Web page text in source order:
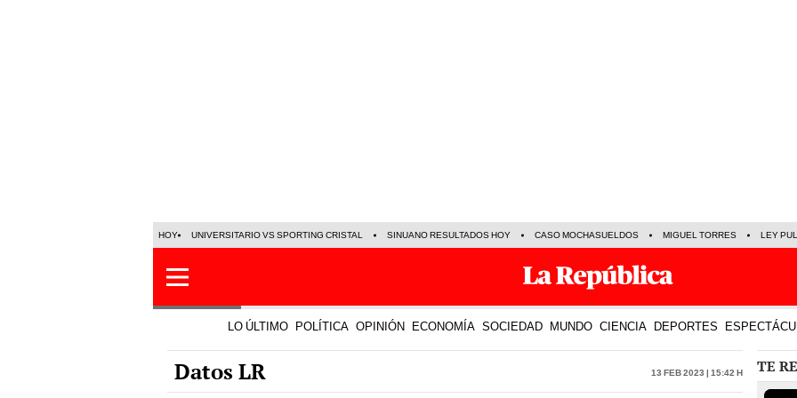
HOY UNIVERSITARIO VS SPORTING CRISTAL SINUANO RESULTADOS HOY CASO MOCHASUELDOS MIGUEL TORRES LEY
LO ÚLTIMO POLÍTICA OPINIÓN ECONOMÍA SOCIEDAD MUNDO CIENCIA DEPORTES
Datos LR 13 Feb 2023 | 15:42 h TE